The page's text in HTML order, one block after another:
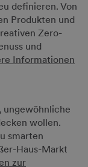
definieren. Von
Produkten und
Zero-
und
Informationen
ungewöhnliche
wollen.
smarten
Haus-Markt
zur